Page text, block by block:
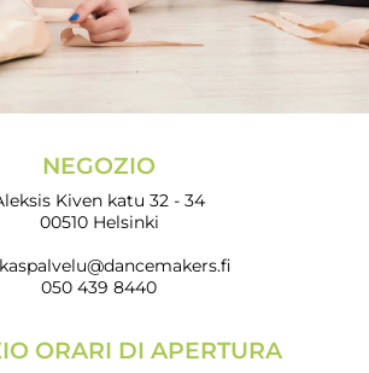
NEGOZIO
Kiven katu 32 - 34
00510 Helsinki
050 439 8440
ORARI DI APERTURA